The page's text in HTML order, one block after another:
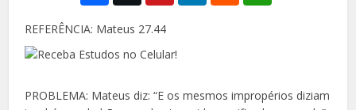
REFERÊNCIA: Mateus 27.44
PROBLEMA: Mateus diz: “E os mesmos impropérios diziam